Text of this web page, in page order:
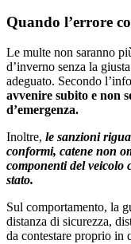
Quando l’errore
Le multe non saranno
d’inverno senza la
adeguato. Secondo
avvenire subito e non
d’emergenza.
Inoltre, le sanzioni
conformi, catene non
componenti del veicolo
stato.
Sul comportamento, la
distanza di sicurezza,
da contestare proprio in